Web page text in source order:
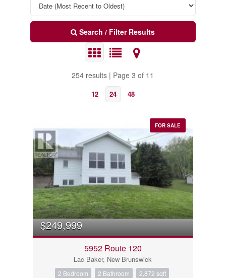
Search / Filter Results
254 results | Page 3 of 11
12 24 48
FOR SALE
$249,999
5952 Route 120
Lac Baker, New Brunswick
2 Bedroom 2 Bathroom 2,872 sqft